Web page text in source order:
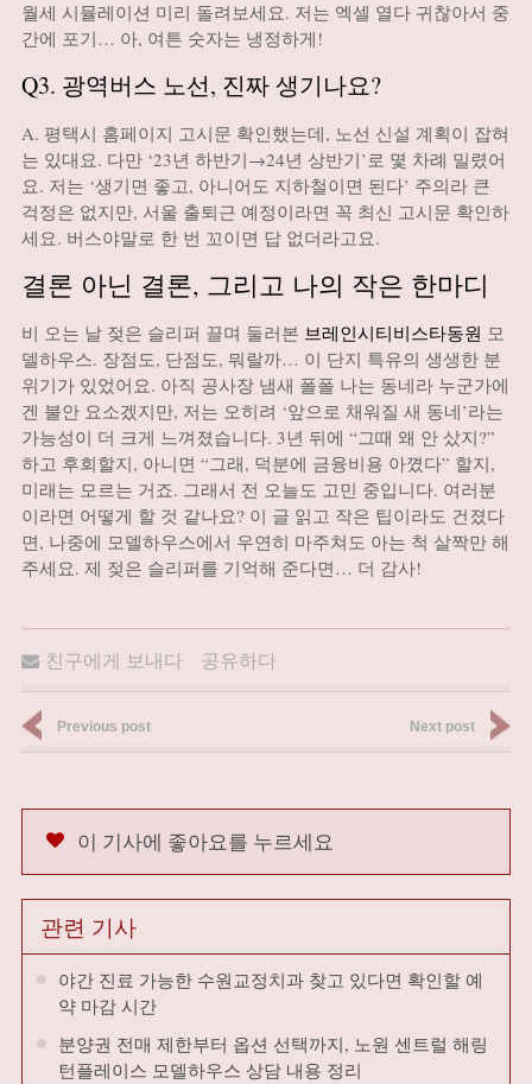
월세 시뮬레이션 미리 돌려보세요. 저는 엑셀 열다 귀찮아서 중
간에 포기… 아, 여튼 숫자는 냉정하게!
Q3. 광역버스 노선, 진짜 생기나요?
A. 평택시 홈페이지 고시문 확인했는데, 노선 신설 계획이 잡혀
는 있대요. 다만 ‘23년 하반기→24년 상반기’로 몇 차례 밀렸어
요. 저는 ‘생기면 좋고, 아니어도 지하철이면 된다’ 주의라 큰
걱정은 없지만, 서울 출퇴근 예정이라면 꼭 최신 고시문 확인하
세요. 버스야말로 한 번 꼬이면 답 없더라고요.
결론 아닌 결론, 그리고 나의 작은 한마디
비 오는 날 젖은 슬리퍼 끌며 둘러본 브레인시티비스타동원 모
델하우스. 장점도, 단점도, 뭐랄까… 이 단지 특유의 생생한 분
위기가 있었어요. 아직 공사장 냄새 폴폴 나는 동네라 누군가에
겐 불안 요소겠지만, 저는 오히려 ‘앞으로 채워질 새 동네’라는
가능성이 더 크게 느껴졌습니다. 3년 뒤에 “그때 왜 안 샀지?”
하고 후회할지, 아니면 “그래, 덕분에 금융비용 아꼈다” 할지,
미래는 모르는 거죠. 그래서 전 오늘도 고민 중입니다. 여러분
이라면 어떻게 할 것 같나요? 이 글 읽고 작은 팁이라도 건졌다
면, 나중에 모델하우스에서 우연히 마주쳐도 아는 척 살짝만 해
주세요. 제 젖은 슬리퍼를 기억해 준다면… 더 감사!
친구에게 보내다 공유하다
Previous post Next post
이 기사에 좋아요를 누르세요
관련 기사
야간 진료 가능한 수원교정치과 찾고 있다면 확인할 예
약 마감 시간
분양권 전매 제한부터 옵션 선택까지, 노원 센트럴 해링
턴플레이스 모델하우스 상담 내용 정리